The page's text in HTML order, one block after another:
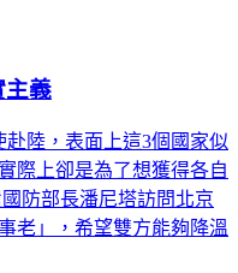
主義
陸，表面上這3個國家似
際上卻是為了想獲得各自
防部長潘尼塔訪問北京
老」，希望雙方能夠降溫